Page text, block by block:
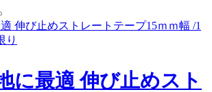
に最適 伸び止めスト